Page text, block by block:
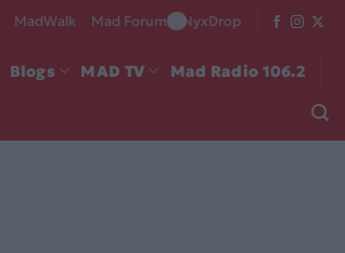
MadWalk Mad Forum NyxDrop
Blogs MAD TV Mad Radio 106.2